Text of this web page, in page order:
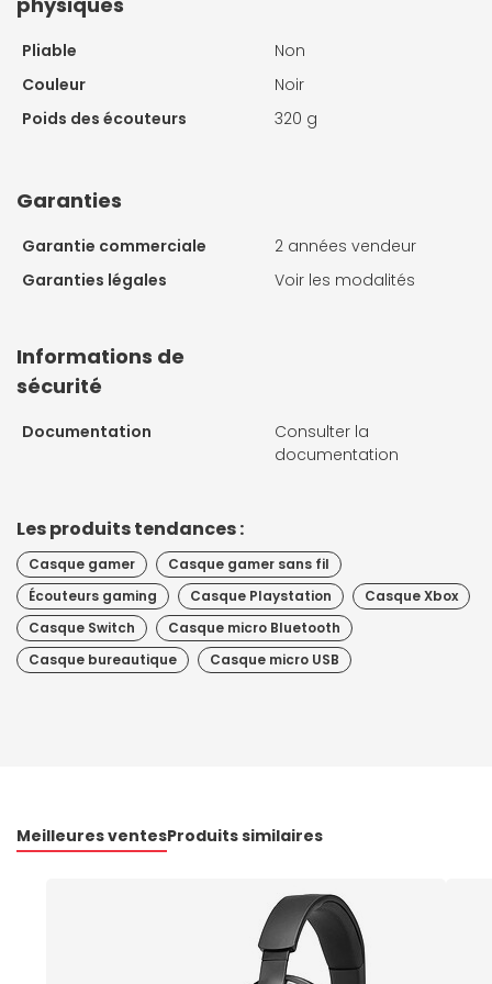
Pliable
Non
Couleur
Noir
Poids des écouteurs
320 g
Garanties
Garantie commerciale
2 années vendeur
Garanties légales
Voir les modalités
Informations de
sécurité
Documentation
Consulter la
documentation
Les produits tendances :
Casque gamer
Casque gamer sans fil
Écouteurs gaming
Casque Playstation
Casque Xbox
Casque Switch
Casque micro Bluetooth
Casque bureautique
Casque micro USB
Meilleures ventesProduits similaires